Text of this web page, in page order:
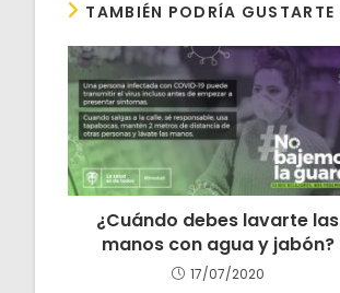
TAMBIÉN PODRÍA GUSTARTE
¿Cuándo debes lavarte las
manos con agua y jabón?
17/07/2020